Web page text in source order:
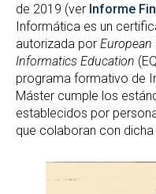
de 2019 (ver Informe
Informática es un
autorizada por European
Informatics Education
programa formativo de
Máster cumple los
establecidos por
que colaboran con